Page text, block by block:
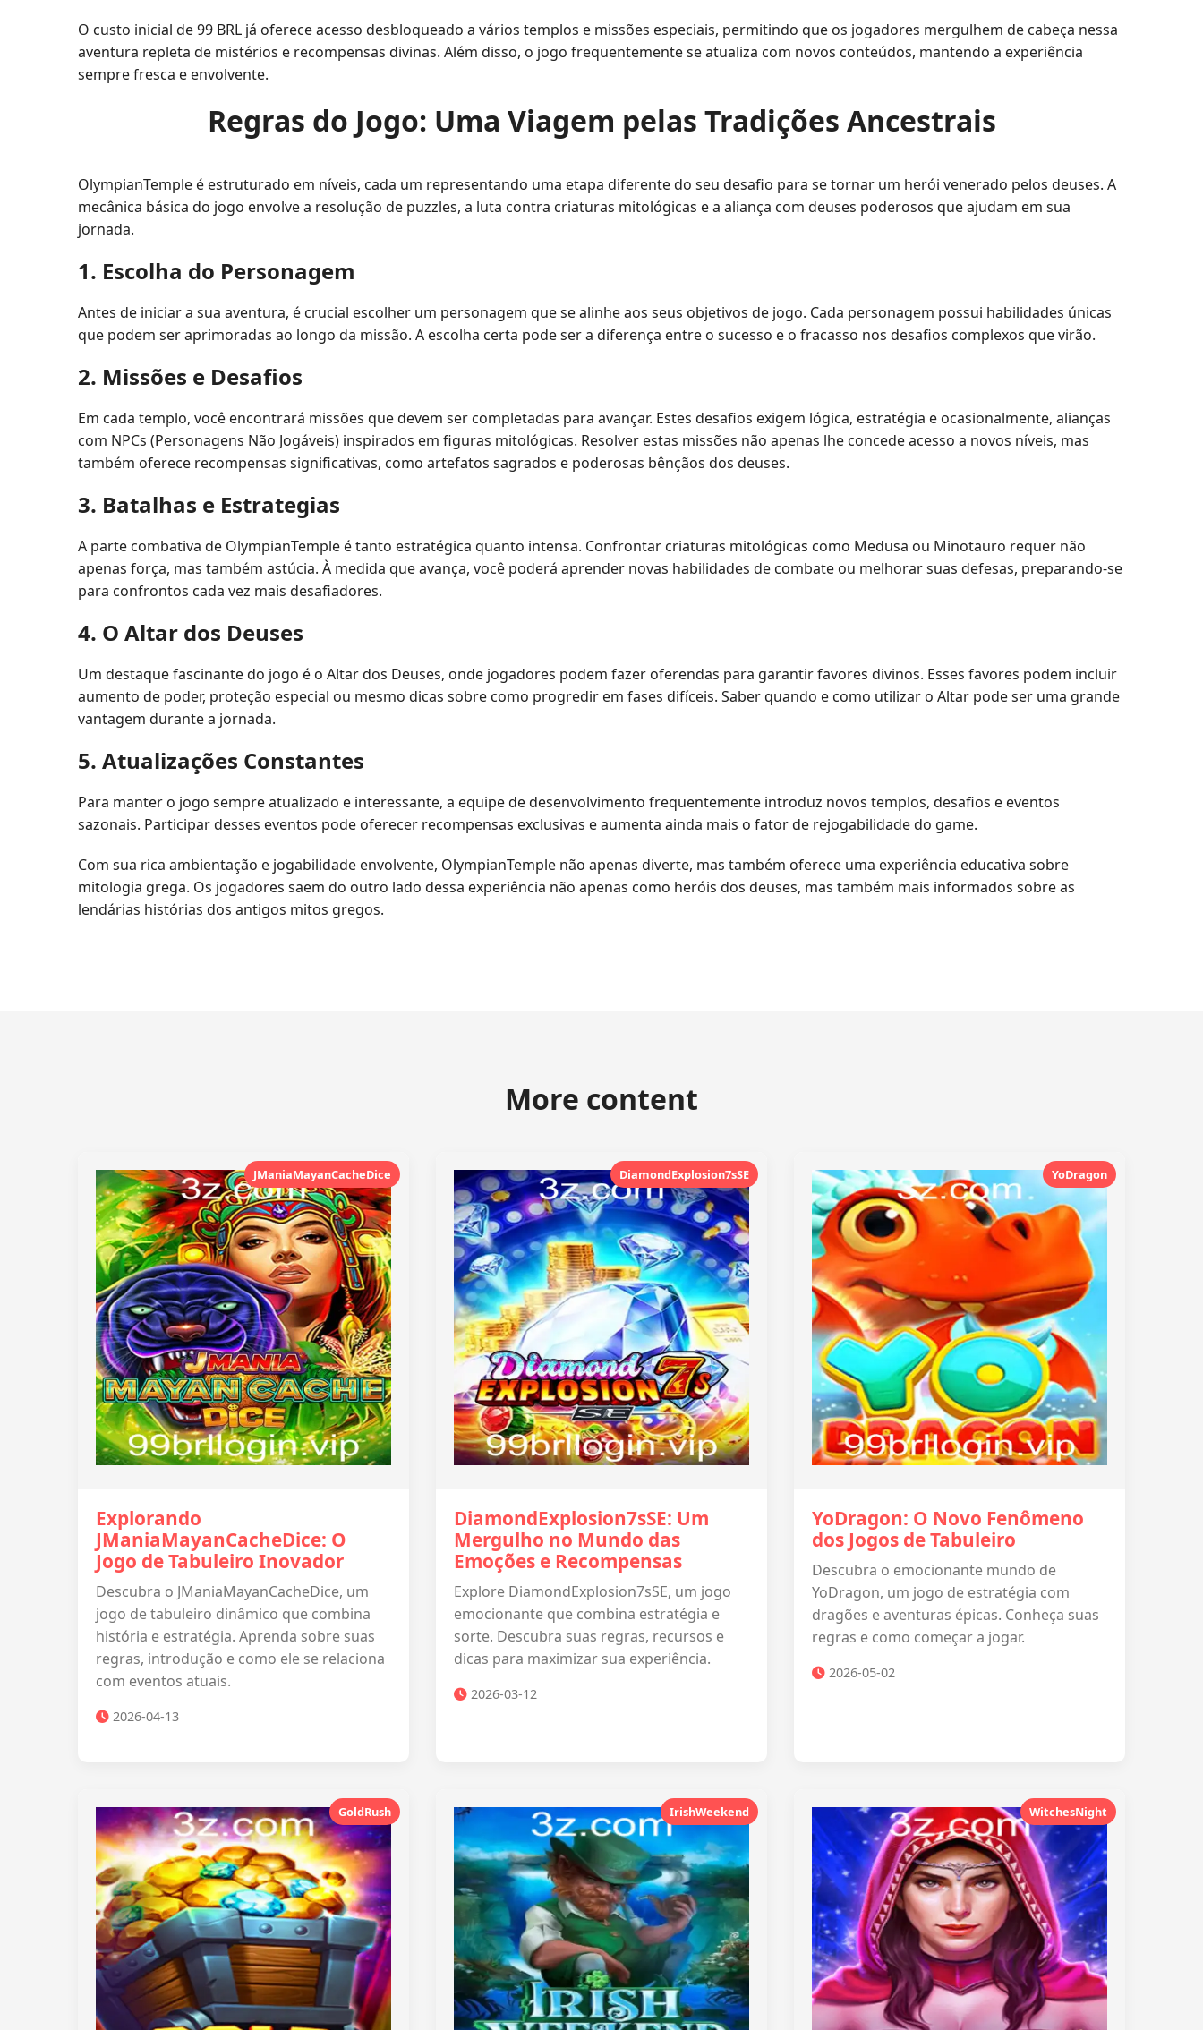
O custo inicial de 99 BRL já oferece acesso desbloqueado a vários templos e missões especiais, permitindo que os jogadores mergulhem de cabeça nessa
aventura repleta de mistérios e recompensas divinas. Além disso, o jogo frequentemente se atualiza com novos conteúdos, mantendo a experiência
sempre fresca e envolvente.
Regras do Jogo: Uma Viagem pelas Tradições Ancestrais
OlympianTemple é estruturado em níveis, cada um representando uma etapa diferente do seu desafio para se tornar um herói venerado pelos deuses. A
mecânica básica do jogo envolve a resolução de puzzles, a luta contra criaturas mitológicas e a aliança com deuses poderosos que ajudam em sua
jornada.
1. Escolha do Personagem
Antes de iniciar a sua aventura, é crucial escolher um personagem que se alinhe aos seus objetivos de jogo. Cada personagem possui habilidades únicas
que podem ser aprimoradas ao longo da missão. A escolha certa pode ser a diferença entre o sucesso e o fracasso nos desafios complexos que virão.
2. Missões e Desafios
Em cada templo, você encontrará missões que devem ser completadas para avançar. Estes desafios exigem lógica, estratégia e ocasionalmente, alianças
com NPCs (Personagens Não Jogáveis) inspirados em figuras mitológicas. Resolver estas missões não apenas lhe concede acesso a novos níveis, mas
também oferece recompensas significativas, como artefatos sagrados e poderosas bênçãos dos deuses.
3. Batalhas e Estrategias
A parte combativa de OlympianTemple é tanto estratégica quanto intensa. Confrontar criaturas mitológicas como Medusa ou Minotauro requer não
apenas força, mas também astúcia. À medida que avança, você poderá aprender novas habilidades de combate ou melhorar suas defesas, preparando-se
para confrontos cada vez mais desafiadores.
4. O Altar dos Deuses
Um destaque fascinante do jogo é o Altar dos Deuses, onde jogadores podem fazer oferendas para garantir favores divinos. Esses favores podem incluir
aumento de poder, proteção especial ou mesmo dicas sobre como progredir em fases difíceis. Saber quando e como utilizar o Altar pode ser uma grande
vantagem durante a jornada.
5. Atualizações Constantes
Para manter o jogo sempre atualizado e interessante, a equipe de desenvolvimento frequentemente introduz novos templos, desafios e eventos
sazonais. Participar desses eventos pode oferecer recompensas exclusivas e aumenta ainda mais o fator de rejogabilidade do game.
Com sua rica ambientação e jogabilidade envolvente, OlympianTemple não apenas diverte, mas também oferece uma experiência educativa sobre
mitologia grega. Os jogadores saem do outro lado dessa experiência não apenas como heróis dos deuses, mas também mais informados sobre as
lendárias histórias dos antigos mitos gregos.
More content
JManiaMayanCacheDice
Explorando
JManiaMayanCacheDice: O
Jogo de Tabuleiro Inovador
Descubra o JManiaMayanCacheDice, um
jogo de tabuleiro dinâmico que combina
história e estratégia. Aprenda sobre suas
regras, introdução e como ele se relaciona
com eventos atuais.
2026-04-13
DiamondExplosion7sSE
DiamondExplosion7sSE: Um
Mergulho no Mundo das
Emoções e Recompensas
Explore DiamondExplosion7sSE, um jogo
emocionante que combina estratégia e
sorte. Descubra suas regras, recursos e
dicas para maximizar sua experiência.
2026-03-12
YoDragon
YoDragon: O Novo Fenômeno
dos Jogos de Tabuleiro
Descubra o emocionante mundo de
YoDragon, um jogo de estratégia com
dragões e aventuras épicas. Conheça suas
regras e como começar a jogar.
2026-05-02
GoldRush IrishWeekend WitchesNight